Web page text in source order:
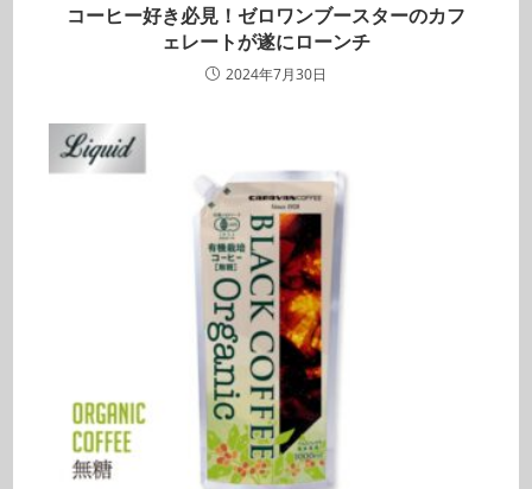
コーヒー好き必見！ゼロワンブースターのカフ
ェレートが遂にローンチ
2024年7月30日